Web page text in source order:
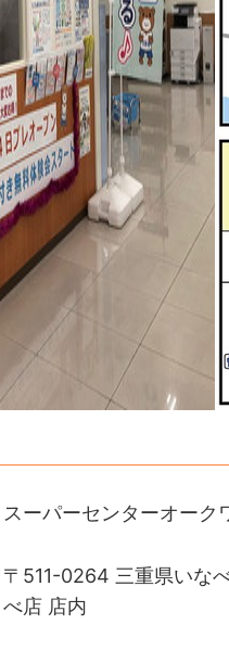
スーパーセンターオーク
〒511-0264 三重県いな
べ店 店内